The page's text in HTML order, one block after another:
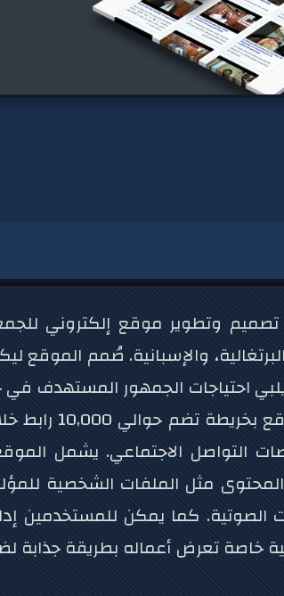
وتطوير موقع إلكتروني
البرتغالية، والإسبانية. صُمم
احتياجات الجمهور المستهدف
المتقدم،
التواصل الاجتماعي. يشمل
مثل الملفات الشخصية
الصوتية. كما يمكن للمستخدمين
تعرض أعماله بطريقة جذابة